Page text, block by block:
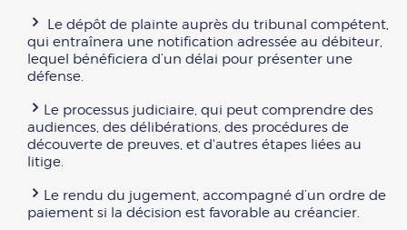
Le dépôt de plainte auprès du tribunal compétent,
qui entraînera une notification adressée au débiteur,
lequel bénéficiera d’un délai pour présenter une
défense.
Le processus judiciaire, qui peut comprendre des
audiences, des délibérations, des procédures de
découverte de preuves, et d'autres étapes liées au
litige.
Le rendu du jugement, accompagné d’un ordre de
paiement si la décision est favorable au créancier.